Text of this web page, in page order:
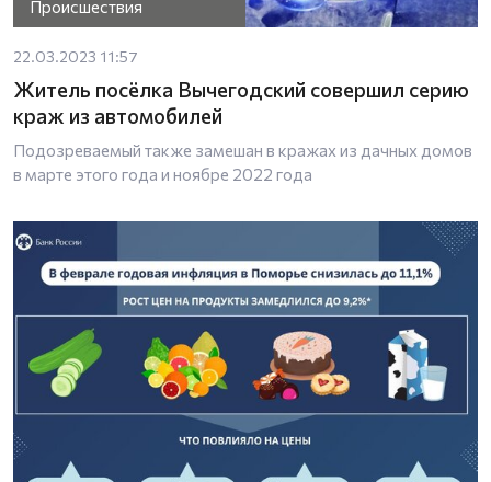
Происшествия
22.03.2023 11:57
Житель посёлка Вычегодский совершил серию
краж из автомобилей
Подозреваемый также замешан в кражах из дачных домов
в марте этого года и ноябре 2022 года